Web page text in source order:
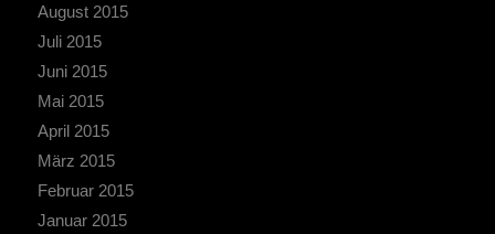
August 2015
Juli 2015
Juni 2015
Mai 2015
April 2015
März 2015
Februar 2015
Januar 2015